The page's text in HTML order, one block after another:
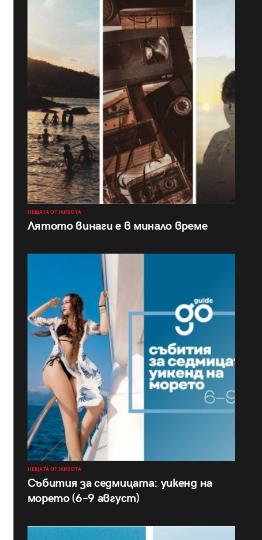
НЕЩАТА ОТ ЖИВОТА
Лятото винаги е в минало време
НЕЩАТА ОТ ЖИВОТА
Събития за седмицата: уикенд на
морето (6–9 август)